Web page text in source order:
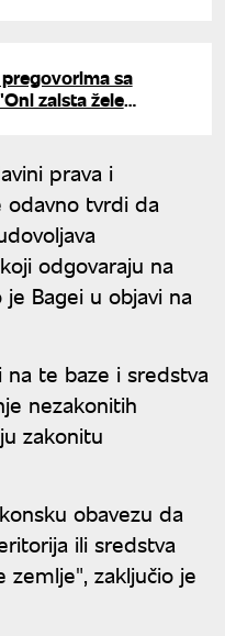
sa
zaista žele
prava i
odavno tvrdi da
odgovaraju na
Bagei u objavi na
na te baze i sredstva
nezakonitih
zakonitu
obavezu da
ili sredstva
zemlje", zaključio je